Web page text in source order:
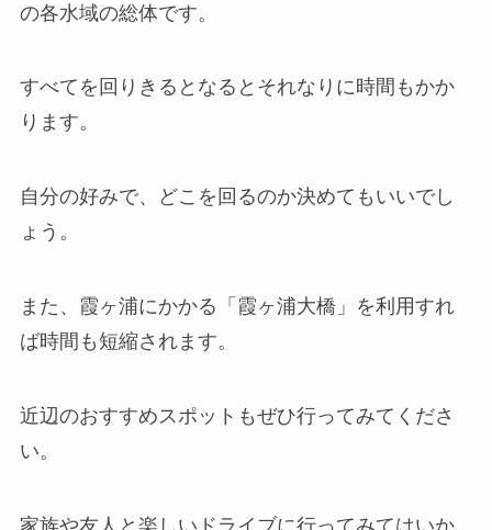
の各水域の総体です。
すべてを回りきるとなるとそれなりに時間もかか
ります。
自分の好みで、どこを回るのか決めてもいいでし
ょう。
また、霞ヶ浦にかかる「霞ヶ浦大橋」を利用すれ
ば時間も短縮されます。
近辺のおすすめスポットもぜひ行ってみてくださ
い。
家族や友人と楽しいドライブに行ってみてはいか